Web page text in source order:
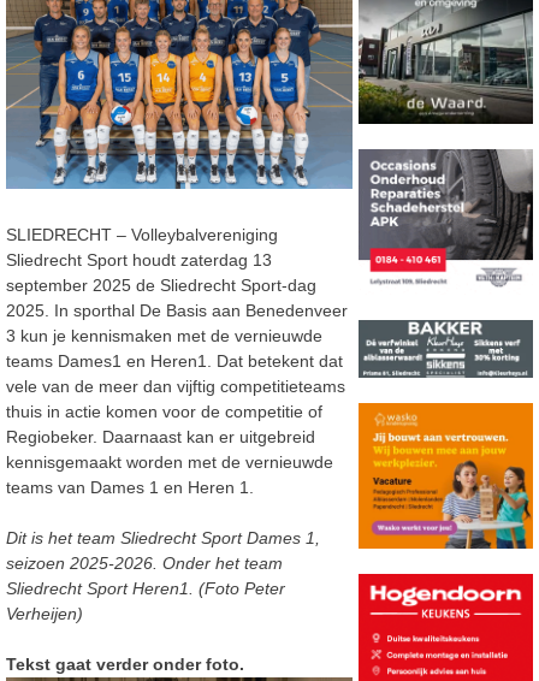
SLIEDRECHT – Volleybalvereniging
Sliedrecht Sport houdt zaterdag 13
september 2025 de Sliedrecht Sport-dag
2025. In sporthal De Basis aan Benedenveer
3 kun je kennismaken met de vernieuwde
teams Dames1 en Heren1. Dat betekent dat
vele van de meer dan vijftig competitieteams
thuis in actie komen voor de competitie of
Regiobeker. Daarnaast kan er uitgebreid
kennisgemaakt worden met de vernieuwde
teams van Dames 1 en Heren 1.
Dit is het team Sliedrecht Sport Dames 1,
seizoen 2025-2026. Onder het team
Sliedrecht Sport Heren1. (Foto Peter
Verheijen)
Tekst gaat verder onder foto.